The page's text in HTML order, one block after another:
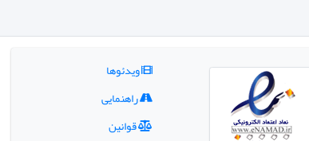
ویدئوها
راهنمایی
قوانین